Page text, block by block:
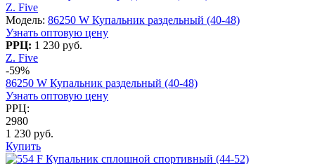
Z. Five
Модель: 86250 W Купальник раздельный (40-48)
Узнать оптовую цену
РРЦ: 1 230 руб.
Z. Five
-59%
86250 W Купальник раздельный (40-48)
Узнать оптовую цену
РРЦ:
2980
1 230 руб.
Купить